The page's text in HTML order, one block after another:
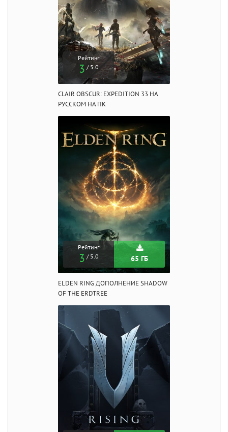
Рейтинг
3 / 5.0
CLAIR OBSCUR: EXPEDITION 33 НА
РУССКОМ НА ПК
Рейтинг
3 / 5.0 65 ГБ
ELDEN RING ДОПОЛНЕНИЕ SHADOW
OF THE ERDTREE